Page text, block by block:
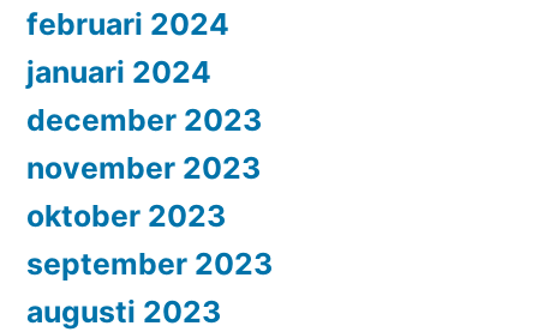
februari 2024
januari 2024
december 2023
november 2023
oktober 2023
september 2023
augusti 2023